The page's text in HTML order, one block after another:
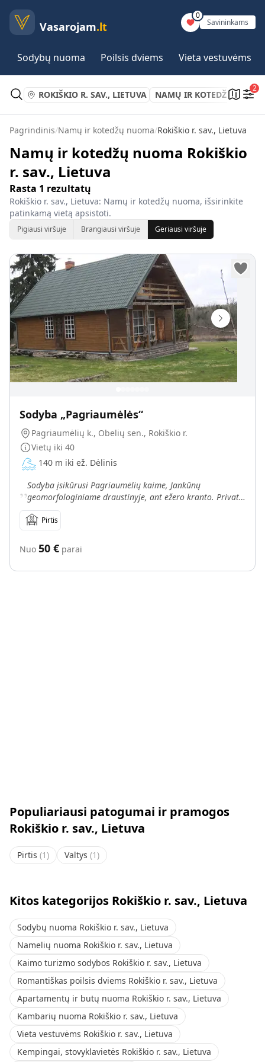
Vasarojam.lt
0
Savininkams
Sodybų nuoma Poilsis dviems Vieta vestuvėms
ROKIŠKIO R. SAV., LIETUVA NAMŲ IR KOTEDŽŲ
2
Pagrindinis/Namų ir kotedžų nuoma/Rokiškio r. sav., Lietuva
Namų ir kotedžų nuoma Rokiškio
r. sav., Lietuva
Rasta 1 rezultatų
Rokiškio r. sav., Lietuva: Namų ir kotedžų nuoma, išsirinkite
patinkamą vietą apsistoti.
Pigiausi viršuje Brangiausi viršuje Geriausi viršuje
Sodyba „Pagriaumėlės“
Pagriaumėlių k., Obelių sen., Rokiškio r.
Vietų iki 40
140 m iki ež. Dėlinis
„Sodyba įsikūrusi Pagriaumėlių kaime, Jankūnų
geomorfologiniame draustinyje, ant ežero kranto. Privati
teritorija, nuostabi gamta, šalia miškas. Jūsų paslaugoms
Pirtis
Nuo 50 € parai
Populiariausi patogumai ir pramogos
Rokiškio r. sav., Lietuva
Pirtis (1) Valtys (1)
Kitos kategorijos Rokiškio r. sav., Lietuva
Sodybų nuoma Rokiškio r. sav., Lietuva
Namelių nuoma Rokiškio r. sav., Lietuva
Kaimo turizmo sodybos Rokiškio r. sav., Lietuva
Romantiškas poilsis dviems Rokiškio r. sav., Lietuva
Apartamentų ir butų nuoma Rokiškio r. sav., Lietuva
Kambarių nuoma Rokiškio r. sav., Lietuva
Vieta vestuvėms Rokiškio r. sav., Lietuva
Kempingai, stovyklavietės Rokiškio r. sav., Lietuva